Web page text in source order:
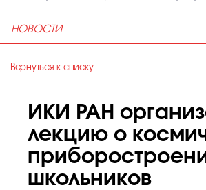
НОВОСТИ
Вернуться к списку
ИКИ РАН
лекцию о
школьников